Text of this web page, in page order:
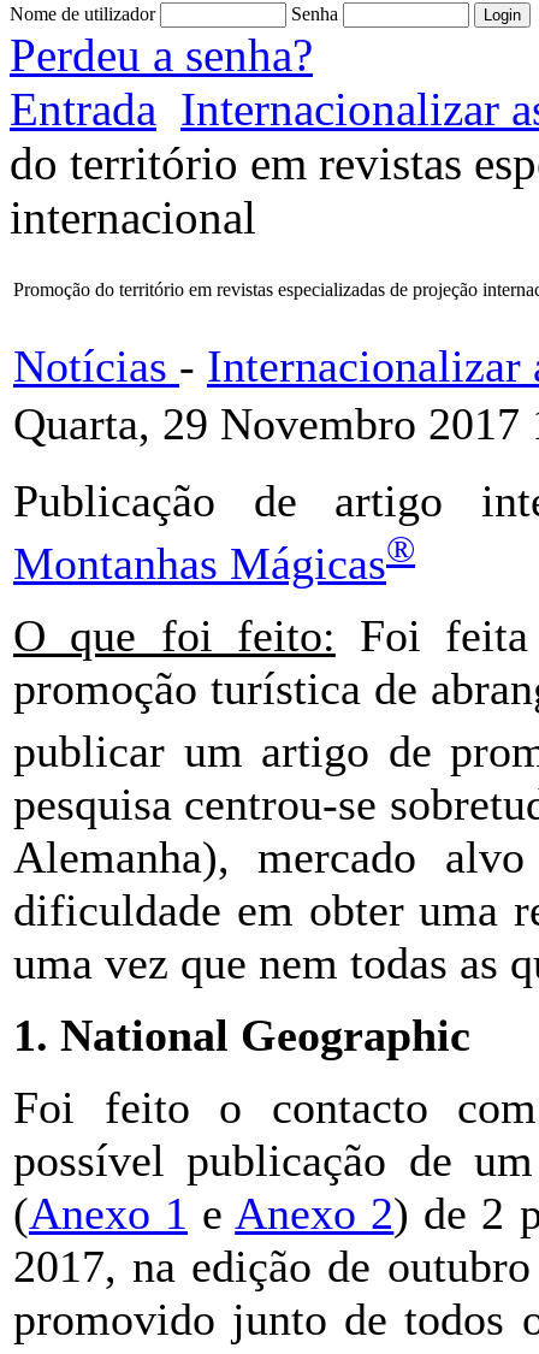
Nome de utilizador Senha
Perdeu a senha?
Entrada Internacionalizar
do território em revistas
internacional
Promoção do território em revistas especializadas de projeção
Notícias - Internacionalizar
Quarta, 29 Novembro 2017
Publicação de artigo
Montanhas Mágicas®
O que foi feito: Foi feita
promoção turística de
publicar um artigo de
pesquisa centrou-se
Alemanha), mercado
dificuldade em obter uma
uma vez que nem todas as
1. National Geographic
Foi feito o contacto
possível publicação de
(Anexo 1 e Anexo 2) de 2
2017, na edição de
promovido junto de todos